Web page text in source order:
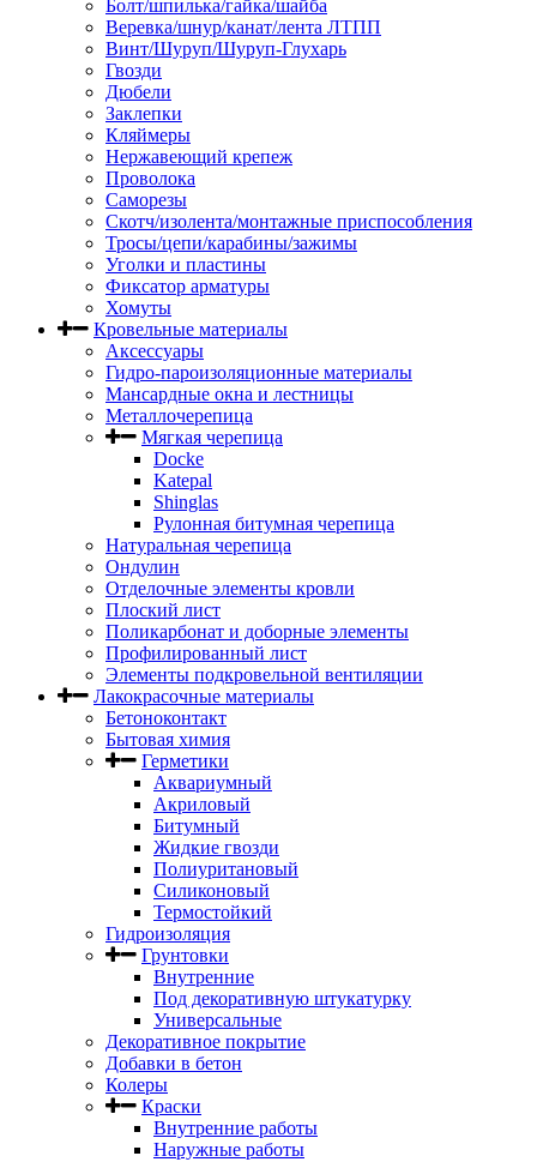
Болт/шпилька/гайка/шайба
Веревка/шнур/канат/лента ЛТПП
Винт/Шуруп/Шуруп-Глухарь
Гвозди
Дюбели
Заклепки
Кляймеры
Нержавеющий крепеж
Проволока
Саморезы
Скотч/изолента/монтажные приспособления
Тросы/цепи/карабины/зажимы
Уголки и пластины
Фиксатор арматуры
Хомуты
Кровельные материалы
Аксессуары
Гидро-пароизоляционные материалы
Мансардные окна и лестницы
Металлочерепица
Мягкая черепица
Docke
Katepal
Shinglas
Рулонная битумная черепица
Натуральная черепица
Ондулин
Отделочные элементы кровли
Плоский лист
Поликарбонат и доборные элементы
Профилированный лист
Элементы подкровельной вентиляции
Лакокрасочные материалы
Бетоноконтакт
Бытовая химия
Герметики
Аквариумный
Акриловый
Битумный
Жидкие гвозди
Полиуритановый
Силиконовый
Термостойкий
Гидроизоляция
Грунтовки
Внутренние
Под декоративную штукатурку
Универсальные
Декоративное покрытие
Добавки в бетон
Колеры
Краски
Внутренние работы
Наружные работы